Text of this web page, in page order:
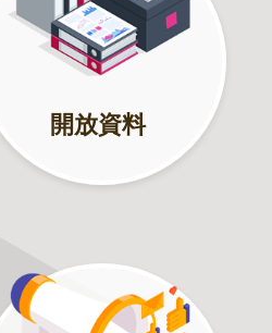
開放資料